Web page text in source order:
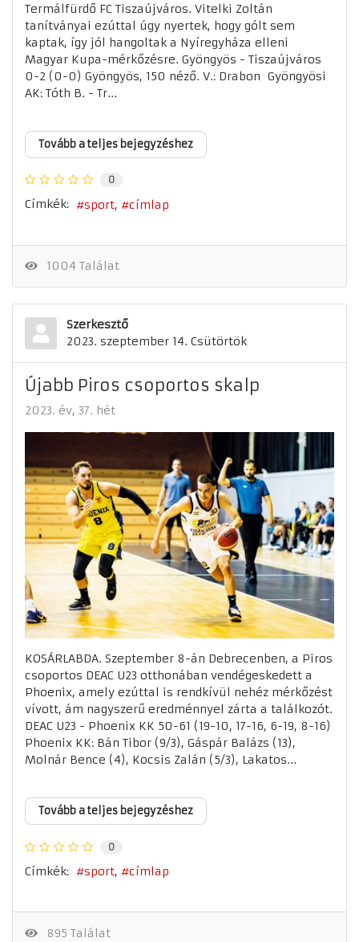
Termálfürdő FC Tiszaújváros. Vitelki Zoltán
tanítványai ezúttal úgy nyertek, hogy gólt sem
kaptak, így jól hangoltak a Nyíregyháza elleni
Magyar Kupa-mérkőzésre. Gyöngyös - Tiszaújváros
0-2 (0-0) Gyöngyös, 150 néző. V.: Drabon Gyöngyösi
AK: Tóth B. - Tr...
Tovább a teljes bejegyzéshez
0
Címkék: sport címlap
1004 Találat
Szerkesztő
2023. szeptember 14. Csütörtök
Újabb Piros csoportos skalp
2023. év 37. hét
KOSÁRLABDA. Szeptember 8-án Debrecenben, a Piros
csoportos DEAC U23 otthonában vendégeskedett a
Phoenix, amely ezúttal is rendkívül nehéz mérkőzést
vívott, ám nagyszerű eredménnyel zárta a találkozót.
DEAC U23 - Phoenix KK 50-61 (19-10, 17-16, 6-19, 8-16)
Phoenix KK: Bán Tibor (9/3), Gáspár Balázs (13),
Molnár Bence (4), Kocsis Zalán (5/3), Lakatos...
Tovább a teljes bejegyzéshez
0
Címkék: sport címlap
895 Találat